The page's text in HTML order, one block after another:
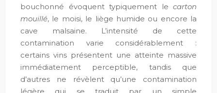
bouchonné évoquent typiquement le carton
mouillé, le moisi, le liège humide ou encore la
cave malsaine. L’intensité de cette
contamination varie considérablement :
certains vins présentent une atteinte massive
immédiatement perceptible, tandis que
d’autres ne révèlent qu’une contamination